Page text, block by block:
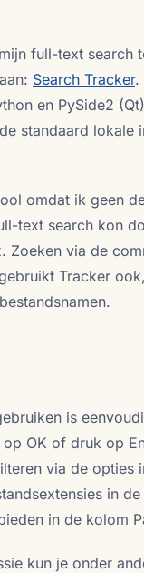
full-text search
Search Tracker.
en PySide2
standaard lokale
omdat ik geen
text search kon
Zoeken via de
Tracker
is
OK of druk op
via de opties
in
in de kolom
kun je onder